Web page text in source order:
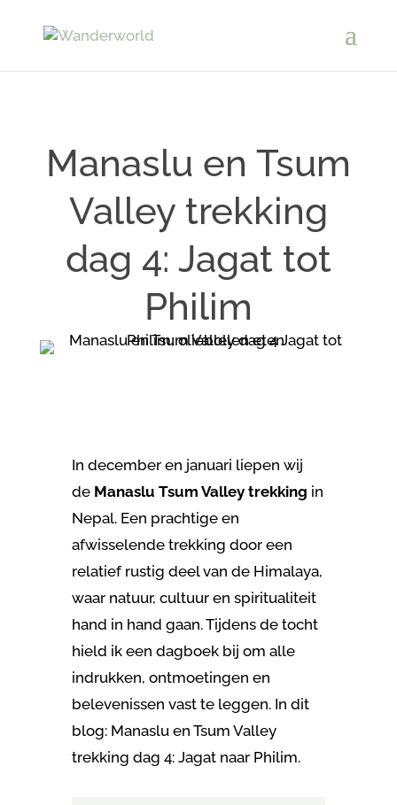
Manaslu en Tsum
Valley trekking
dag 4: Jagat tot
Philim
In december en januari liepen wij
de Manaslu Tsum Valley trekking in
Nepal. Een prachtige en
afwisselende trekking door een
relatief rustig deel van de Himalaya,
waar natuur, cultuur en spiritualiteit
hand in hand gaan. Tijdens de tocht
hield ik een dagboek bij om alle
indrukken, ontmoetingen en
belevenissen vast te leggen. In dit
blog: Manaslu en Tsum Valley
trekking dag 4: Jagat naar Philim.